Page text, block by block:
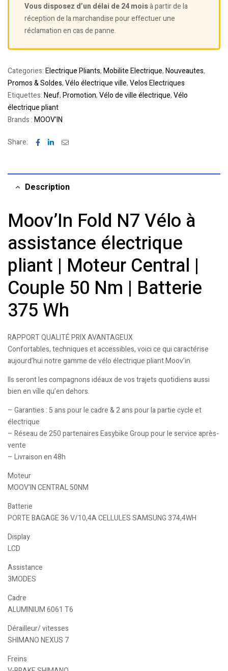
Vous disposez d’un délai de 24 moisà partir de la
réception de la marchandise pour effectuer une
réclamation en cas de panne.
Categories:Electrique Pliants,Mobilite Electrique,Nouveautes,
Promos & Soldes,Vélo électrique ville,Velos Electriques
Etiquettes:Neuf,Promotion,Vélo de ville électrique,Vélo
électrique pliant
Brands :MOOV’IN
Share: Facebook
LinkedinEmail
Description
Moov’In Fold N7 Vélo à
assistance électrique
pliant | Moteur Central |
Couple 50 Nm | Batterie
375 Wh
RAPPORT QUALITÉ PRIX AVANTAGEUX
Confortables, techniques et accessibles, voici ce qui caractérise
aujourd’hui notre gamme de vélo électrique pliant Moov’in.
Ils seront les compagnons idéaux de vos trajets quotidiens aussi
bien en ville qu’en dehors.
– Garanties : 5 ans pour le cadre & 2 ans pour la partie cycle et
électrique
– Réseau de 250 partenaires Easybike Group pour le service après-
vente
– Livraison en 48h
Moteur
MOOV’IN CENTRAL 50NM
Batterie
PORTE BAGAGE 36 V/10,4A CELLULES SAMSUNG 374,4WH
Display
LCD
Assistance
3MODES
Cadre
ALUMINIUM 6061 T6
Dérailleur/ vitesses
SHIMANO NEXUS 7
Freins